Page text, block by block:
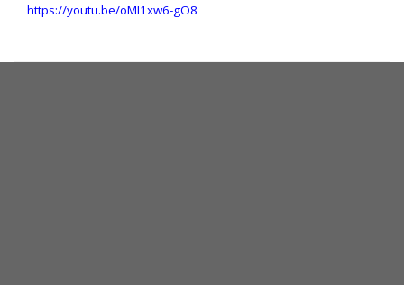
https://youtu.be/oMI1xw6-gO8